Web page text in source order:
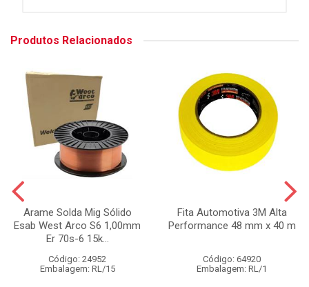
Produtos Relacionados
Arame Solda Mig Sólido
Esab West Arco S6 1,00mm
Er 70s-6 15k...
Código: 24952
Embalagem: RL/15
Fita Automotiva 3M Alta
Performance 48 mm x 40 m
Código: 64920
Embalagem: RL/1